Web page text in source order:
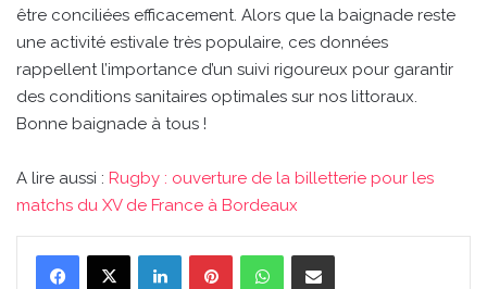
être conciliées efficacement. Alors que la baignade reste
une activité estivale très populaire, ces données
rappellent l’importance d’un suivi rigoureux pour garantir
des conditions sanitaires optimales sur nos littoraux.
Bonne baignade à tous !
A lire aussi : Rugby : ouverture de la billetterie pour les
matchs du XV de France à Bordeaux
LinkedinPinterestWhatsAppPartager par email